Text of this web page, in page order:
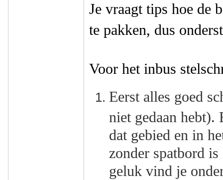
Je vraagt tips hoe de
te pakken, dus
Voor het inbus
Eerst alles goed
niet gedaan
dat gebied en in
zonder spatbord
geluk vind je